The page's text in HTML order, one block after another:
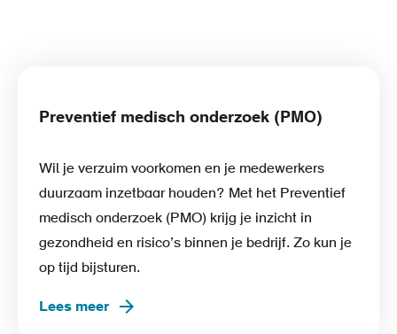
Preventief medisch onderzoek (PMO)
Wil je verzuim voorkomen en je medewerkers
duurzaam inzetbaar houden? Met het Preventief
medisch onderzoek (PMO) krijg je inzicht in
gezondheid en risico’s binnen je bedrijf. Zo kun je
op tijd bijsturen.
Lees meer